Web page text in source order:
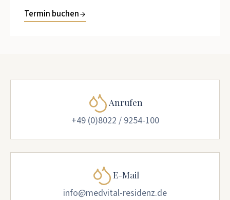
Termin buchen
Anrufen
+49 (0)8022 / 9254-100
E-Mail
info@medvital-residenz.de